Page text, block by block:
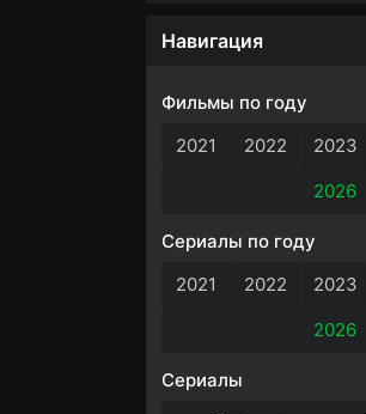
Навигация
Фильмы по году
2021
2022 2023
2026
Сериалы по году
2021
2022 2023
2026
Сериалы